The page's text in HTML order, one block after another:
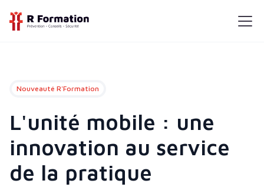
Nouveauté R'Formation
L'unité mobile : une
innovation au service
de la pratique